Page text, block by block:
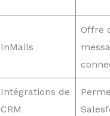
InMails
Offre
Intégrations de
CRM